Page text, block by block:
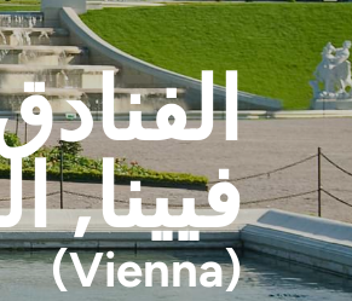
فيينا,
(Vienna)